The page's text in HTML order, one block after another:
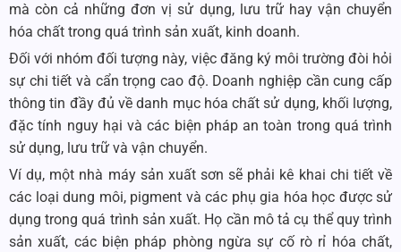
mà còn cả những đơn vị sử dụng, lưu trữ hay vận chuyển
hóa chất trong quá trình sản xuất, kinh doanh.
Đối với nhóm đối tượng này, việc đăng ký môi trường đòi hỏi
sự chi tiết và cẩn trọng cao độ. Doanh nghiệp cần cung cấp
thông tin đầy đủ về danh mục hóa chất sử dụng, khối lượng,
đặc tính nguy hại và các biện pháp an toàn trong quá trình
sử dụng, lưu trữ và vận chuyển.
Ví dụ, một nhà máy sản xuất sơn sẽ phải kê khai chi tiết về
các loại dung môi, pigment và các phụ gia hóa học được sử
dụng trong quá trình sản xuất. Họ cần mô tả cụ thể quy trình
sản xuất, các biện pháp phòng ngừa sự cố rò rỉ hóa chất,